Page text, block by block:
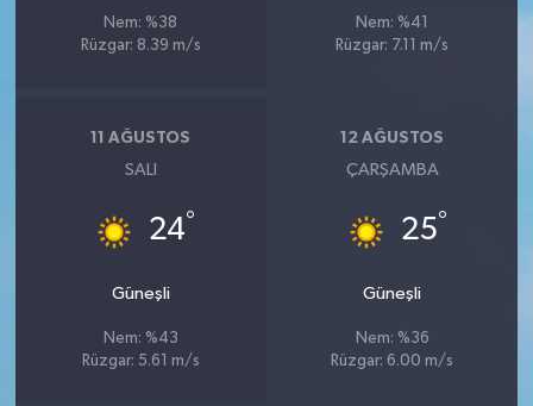
Nem: %38
Rüzgar: 8.39 m/s
Nem: %41
Rüzgar: 7.11 m/s
11 AĞUSTOS
SALI
24°
Güneşli
Nem: %43
Rüzgar: 5.61 m/s
12 AĞUSTOS
ÇARŞAMBA
25°
Güneşli
Nem: %36
Rüzgar: 6.00 m/s